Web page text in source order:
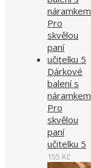
Dárkové
balení s
náramkem
Pro
skvělou
paní
učitelku 5
155 Kč